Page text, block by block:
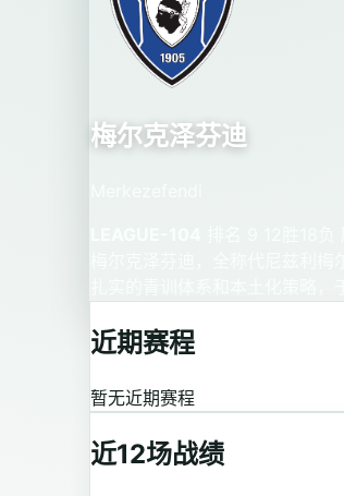
梅尔克泽芬迪
近期赛程
暂无近期赛程
近12场战绩